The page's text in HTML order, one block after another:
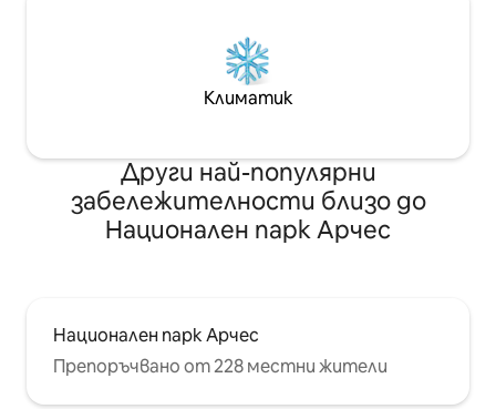
Климатик
Други най-популярни
забележителности близо до
Национален парк Арчес
Национален парк Арчес
Препоръчвано от 228 местни жители